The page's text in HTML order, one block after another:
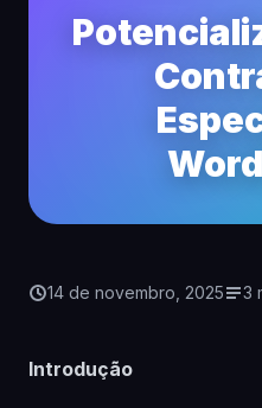
14 de novembro, 2025 3
Introdução